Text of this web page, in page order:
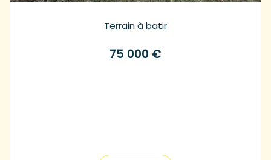
Terrain à batir
75 000 €